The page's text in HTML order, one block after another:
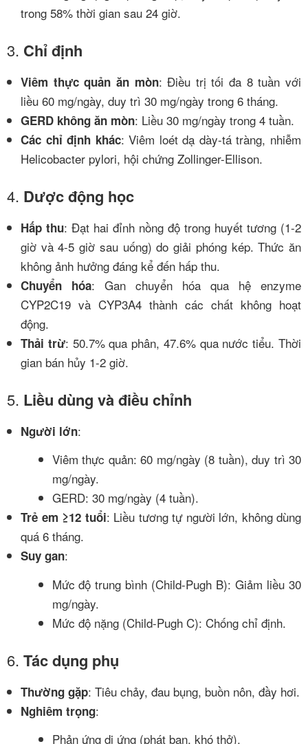
trong 58% thời gian sau 24 giờ.
3. Chỉ định
Viêm thực quản ăn mòn: Điều trị tối đa 8 tuần với
liều 60 mg/ngày, duy trì 30 mg/ngày trong 6 tháng.
GERD không ăn mòn: Liều 30 mg/ngày trong 4 tuần.
Các chỉ định khác: Viêm loét dạ dày-tá tràng, nhiễm
Helicobacter pylori, hội chứng Zollinger-Ellison.
4. Dược động học
Hấp thu: Đạt hai đỉnh nồng độ trong huyết tương (1-2
giờ và 4-5 giờ sau uống) do giải phóng kép. Thức ăn
không ảnh hưởng đáng kể đến hấp thu.
Chuyển hóa: Gan chuyển hóa qua hệ enzyme
CYP2C19 và CYP3A4 thành các chất không hoạt
động.
Thải trừ: 50.7% qua phân, 47.6% qua nước tiểu. Thời
gian bán hủy 1-2 giờ.
5. Liều dùng và điều chỉnh
Người lớn:
Viêm thực quản: 60 mg/ngày (8 tuần), duy trì 30
mg/ngày.
GERD: 30 mg/ngày (4 tuần).
Trẻ em ≥12 tuổi: Liều tương tự người lớn, không dùng
quá 6 tháng.
Suy gan:
Mức độ trung bình (Child-Pugh B): Giảm liều 30
mg/ngày.
Mức độ nặng (Child-Pugh C): Chống chỉ định.
6. Tác dụng phụ
Thường gặp: Tiêu chảy, đau bụng, buồn nôn, đầy hơi.
Nghiêm trọng:
Phản ứng dị ứng (phát ban, khó thở).